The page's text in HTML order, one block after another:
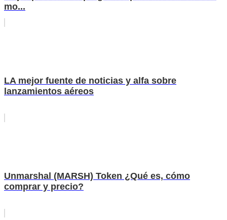
mo...
LA mejor fuente de noticias y alfa sobre
lanzamientos aéreos
Unmarshal (MARSH) Token ¿Qué es, cómo
comprar y precio?